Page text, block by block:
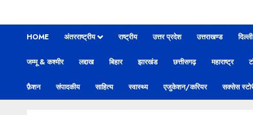
HOME अंतरराष्ट्रीय राष्ट्रीय उत्तर प्रदेश उत्तराखण्ड दिल्ली
जम्मू & कश्मीर लद्दाख बिहार झारखंड छत्तीसगढ़ महाराष्ट्र
फ़ैशन संपादकीय साहित्य स्वास्थ्य एजुकेशन/करियर सक्सेस